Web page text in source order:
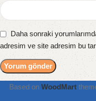
Daha sonraki
adresim ve site adresim bu
Based on WoodMart